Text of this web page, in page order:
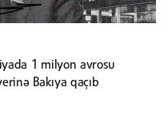
1 milyon avrosu
Bakıya qaçıb